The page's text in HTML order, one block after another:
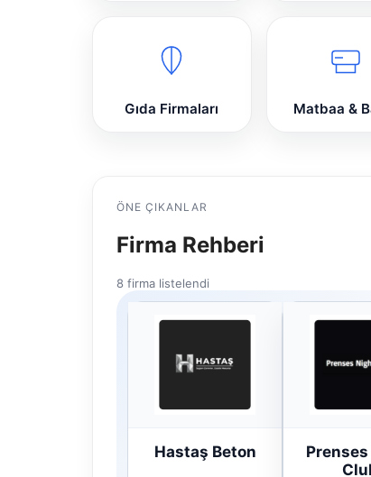
Gıda Firmaları Matbaa &
ÖNE ÇIKANLAR
Firma Rehberi
8 firma listelendi
Hastaş Beton